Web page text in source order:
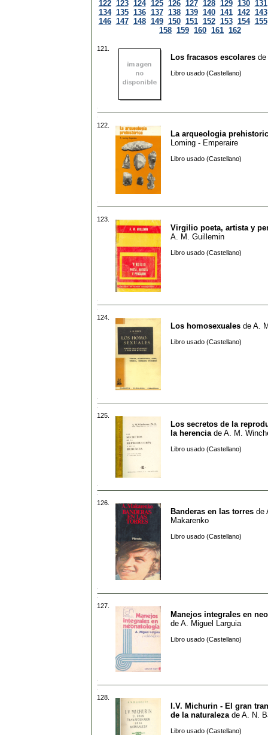
122 123 124 125 126 127 128 129 130 131
134 135 136 137 138 139 140 141 142 143
146 147 148 149 150 151 152 153 154 155
158 159 160 161 162
121.
Los fracasos escolares de
Libro usado (Castellano)
122.
La arqueologia
Loming - Emperaire
Libro usado (Castellano)
123.
Virgilio poeta, artista y
A. M. Guillemin
Libro usado (Castellano)
124.
Los homosexuales de A.
Libro usado (Castellano)
125.
Los secretos de la
la herencia de A. M.
Libro usado (Castellano)
126.
Banderas en las torres de
Makarenko
Libro usado (Castellano)
127.
Manejos integrales en
de A. Miguel Larguia
Libro usado (Castellano)
128.
I.V. Michurin - El gran
de la naturaleza de A. N.
Libro usado (Castellano)